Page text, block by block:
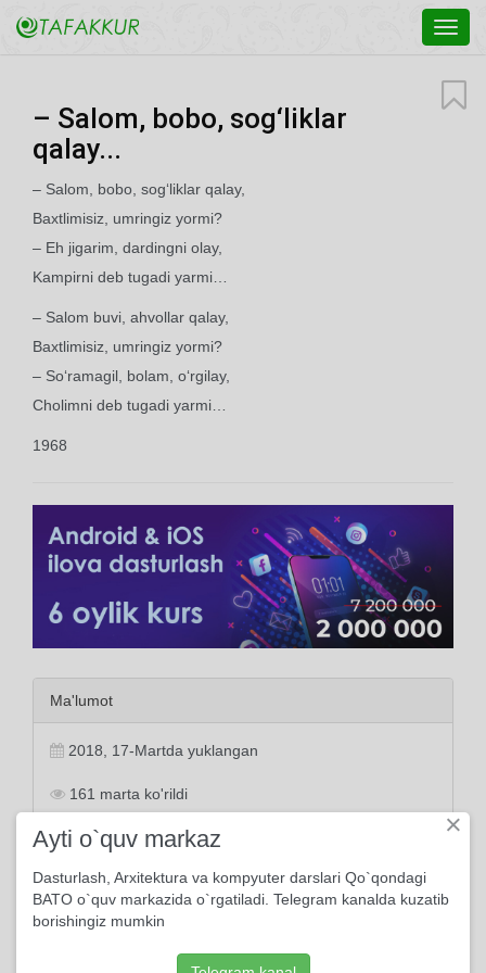
– Salom, bobo, sog‘liklar
qalay...
– Salom, bobo, sog‘liklar qalay,
Baxtlimisiz, umringiz yormi?
– Eh jigarim, dardingni olay,
Kampirni deb tugadi yarmi…
– Salom buvi, ahvollar qalay,
Baxtlimisiz, umringiz yormi?
– So‘ramagil, bolam, o‘rgilay,
Cholimni deb tugadi yarmi…
1968
Ma'lumot
2018, 17-Martda yuklangan
161 marta ko'rildi
1 kishi kutubxonasiga qo'shdi
jigarim kampir
×
Ayti o`quv markaz
Dasturlash, Arxitektura va kompyuter darslari Qo`qondagi
BATO o`quv markazida o`rgatiladi. Telegram kanalda kuzatib
borishingiz mumkin